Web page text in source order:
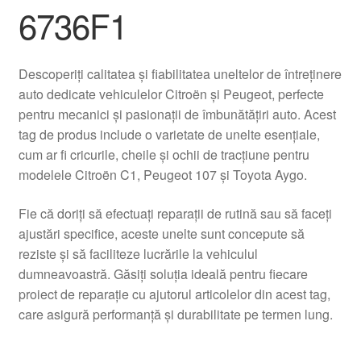
Contul meu
Despre noi
Finalizare comandă
Livrare în toată lumea
Plângere
Plățile
6736F1
Descoperiți calitatea și fiabilitatea uneltelor de întreținere
auto dedicate vehiculelor Citroën și Peugeot, perfecte
pentru mecanici și pasionații de îmbunătățiri auto. Acest
tag de produs include o varietate de unelte esențiale,
cum ar fi cricurile, cheile și ochii de tracțiune pentru
modelele Citroën C1, Peugeot 107 și Toyota Aygo.
Fie că doriți să efectuați reparații de rutină sau să faceți
ajustări specifice, aceste unelte sunt concepute să
reziste și să faciliteze lucrările la vehiculul
dumneavoastră. Găsiți soluția ideală pentru fiecare
proiect de reparație cu ajutorul articolelor din acest tag,
care asigură performanță și durabilitate pe termen lung.